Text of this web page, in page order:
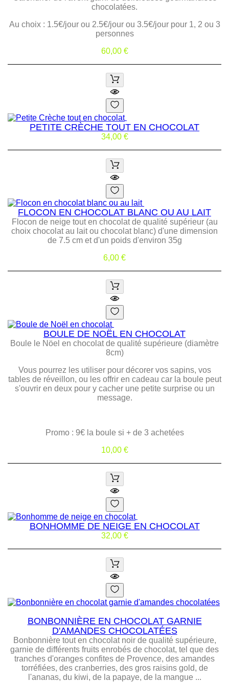
chocolatées.
Au choix : 1.5€/jour ou 2.5€/jour ou 3.5€/jour pour 1, 2 ou 3
personnes
60,00 €Prix
PETITE CRÈCHE TOUT EN CHOCOLAT
34,00 €Prix
FLOCON EN CHOCOLAT BLANC OU AU LAIT
Flocon de neige tout en chocolat de qualité supérieur (au
choix chocolat au lait ou chocolat blanc) d'une dimension
de 7.5 cm et d'un poids d'environ 35g
6,00 €Prix
BOULE DE NOËL EN CHOCOLAT
Boule le Nöel en chocolat de qualité supérieure (diamètre
8cm)
Vous pourrez les utiliser pour décorer vos sapins, vos
tables de réveillon, ou les offrir en cadeau car la boule peut
s'ouvrir en deux pour y cacher une petite surprise ou un
message.
Promo : 9€ la boule si + de 3 achetées
10,00 €Prix
BONHOMME DE NEIGE EN CHOCOLAT
32,00 €Prix
BONBONNIÈRE EN CHOCOLAT GARNIE
D'AMANDES CHOCOLATÉES
Bonbonnière tout en chocolat noir de qualité supérieure,
garnie de différents fruits enrobés de chocolat, tel que des
tranches d'oranges confites de Provence, des amandes
torréfiées, des cranberries, des gros raisins gold, de
l'ananas, du kiwi, de la papaye, de la mangue ...